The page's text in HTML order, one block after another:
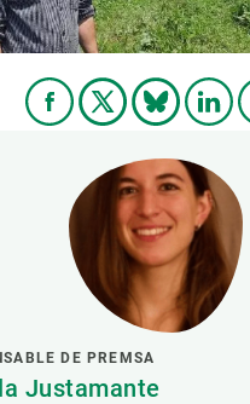
DE PREMSA
Justamante